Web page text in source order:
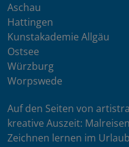
Aschau
Hattingen
Kunstakademie Allgäu
Ostsee
Würzburg
Worpswede
Auf den Seiten von
kreative Auszeit:
Zeichnen lernen im